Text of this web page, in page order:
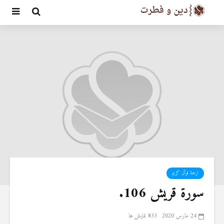
ترجمۀ قرآن کریم
سورة‌ ‌قريش 106.
24 مارس 2020 833 نمایش ها